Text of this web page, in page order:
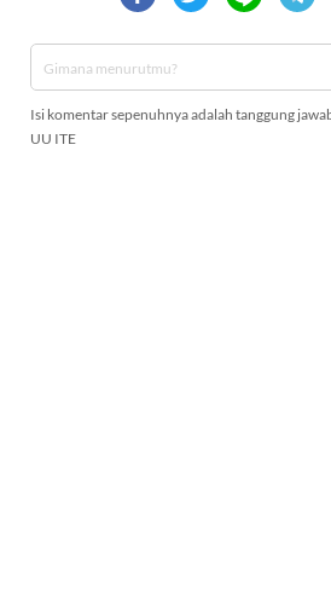
Isi komentar sepenuhnya adalah tanggung
UU ITE